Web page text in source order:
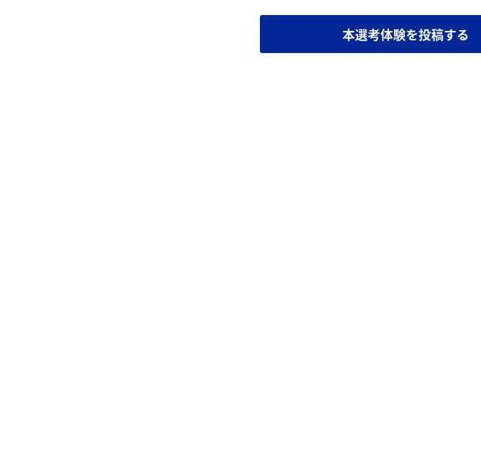
本選考体験を投稿する